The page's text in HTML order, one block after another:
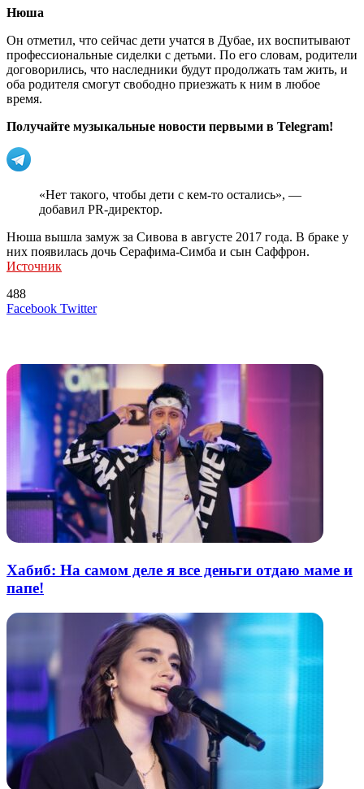
Нюша
Он отметил, что сейчас дети учатся в Дубае, их воспитывают
профессиональные сиделки с детьми. По его словам, родители
договорились, что наследники будут продолжать там жить, и
оба родителя смогут свободно приезжать к ним в любое
время.
Получайте музыкальные новости первыми в Telegram!
«Нет такого, чтобы дети с кем-то остались», —
добавил PR-директор.
Нюша вышла замуж за Сивова в августе 2017 года. В браке у
них появилась дочь Серафима-Симба и сын Саффрон.
Источник
488
Facebook TwitterLinkedIn
Tumblr
Reddit
Вконтакте
Одноклассники
Skype
Messenger
Messenger
WhatsApp
Telegram
Viber
Line
Поделиться
Печатать
Хабиб: На самом деле я все деньги отдаю маме и
папе!